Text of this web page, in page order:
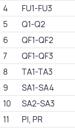
4
FU1-FU3
5
Q1-Q2
6
QF1-QF2
7
QF1-QF3
8
TA1-TA3
9
SA1-SA4
10
SA2-SA3
11
PI, PR